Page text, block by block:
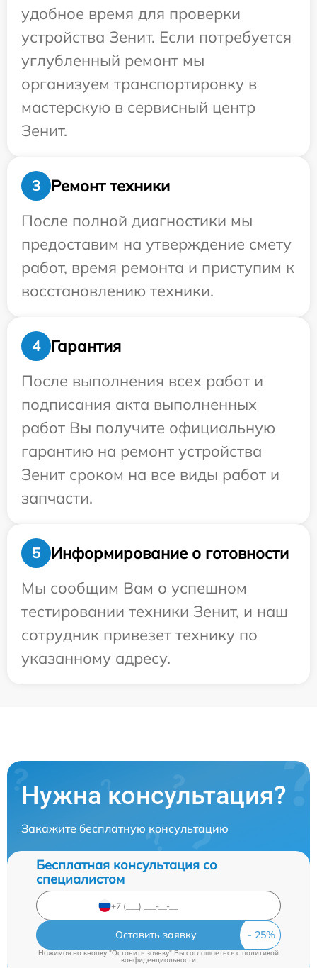
удобное время для проверки
устройства Зенит. Если потребуется
углубленный ремонт мы
организуем транспортировку в
мастерскую в сервисный центр
Зенит.
3
Ремонт техники
После полной диагностики мы
предоставим на утверждение смету
работ, время ремонта и приступим к
восстановлению техники.
4
Гарантия
После выполнения всех работ и
подписания акта выполненных
работ Вы получите официальную
гарантию на ремонт устройства
Зенит сроком на все виды работ и
запчасти.
5
Информирование о готовности
Мы сообщим Вам о успешном
тестировании техники Зенит, и наш
сотрудник привезет технику по
указанному адресу.
Нужна консультация?
Закажите бесплатную консультацию
Бесплатная консультация со
специалистом
Оставить заявку
Нажимая на кнопку "Оставить заявку" Вы соглашаетесь cполитикой
конфиденциальности